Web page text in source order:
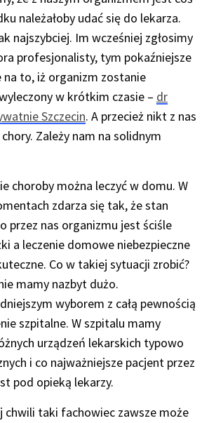
należałoby udać się do lekarza.
najszybciej. Im wcześniej zgłosimy
profesjonalisty, tym pokaźniejsze
na to, iż organizm zostanie
w krótkim czasie – dr
Szczecin. A przecież nikt z nas
Zależy nam na solidnym
choroby można leczyć w domu. W
zdarza się tak, że stan
przez nas organizmu jest ściśle
a leczenie domowe niebezpieczne
Co w takiej sytuacji zrobić?
mamy nazbyt dużo.
wyborem z całą pewnością
szpitalne. W szpitalu mamy
urządzeń lekarskich typowo
i co najważniejsze pacjent przez
pod opieką lekarzy.
chwili taki fachowiec zawsze może